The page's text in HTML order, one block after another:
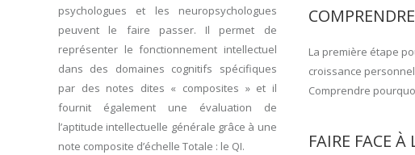
psychologues et les neuropsychologues
peuvent le faire passer. Il permet de
représenter le fonctionnement intellectuel
dans des domaines cognitifs spécifiques
par des notes dites « composites » et il
fournit également une évaluation de
l’aptitude intellectuelle générale grâce à une
note composite d’échelle Totale : le QI.
La première étape
croissance
Comprendre
FAIRE FACE À